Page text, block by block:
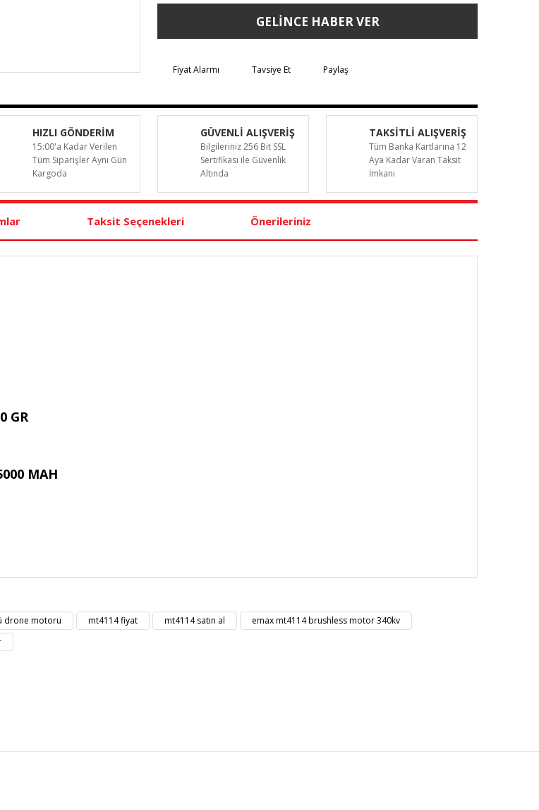
GELİNCE HABER VER
Fiyat Alarmı Tavsiye Et Paylaş
HIZLI GÖNDERİM
15:00'a Kadar Verilen
Tüm Siparişler Aynı Gün
Kargoda
GÜVENLİ ALIŞVERİŞ
Bilgileriniz 256 Bit SSL
Sertifikası ile Güvenlik
Altında
TAKSİTLİ ALIŞVERİŞ
Tüm Banka Kartlarına 12
Aya Kadar Varan Taksit
İmkanı
Taksit Seçenekleri Önerileriniz
GR
MAH
drone motoru mt4114 fiyat mt4114 satın al
emax mt4114 brushless motor 340kv